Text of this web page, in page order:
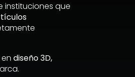
instituciones que
diseño 3D,